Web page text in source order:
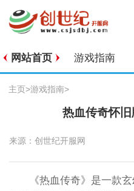
网站首页 游戏指南
主页>游戏指南>
热血传奇怀
来源：创世纪开服网
《热血传奇》是一款